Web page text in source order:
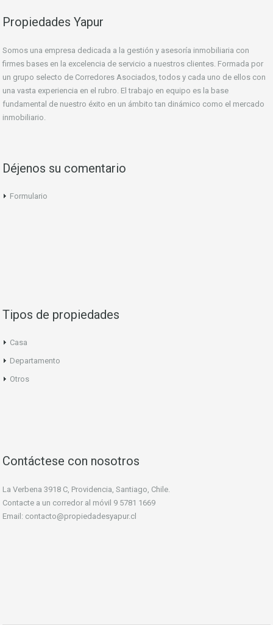
Propiedades Yapur
Somos una empresa dedicada a la gestión y asesoría inmobiliaria con
firmes bases en la excelencia de servicio a nuestros clientes. Formada por
un grupo selecto de Corredores Asociados, todos y cada uno de ellos con
una vasta experiencia en el rubro. El trabajo en equipo es la base
fundamental de nuestro éxito en un ámbito tan dinámico como el mercado
inmobiliario.
Déjenos su comentario
Formulario
Tipos de propiedades
Casa
Departamento
Otros
Contáctese con nosotros
La Verbena 3918 C, Providencia, Santiago, Chile.
Contacte a un corredor al móvil 9 5781 1669
Email: contacto@propiedadesyapur.cl